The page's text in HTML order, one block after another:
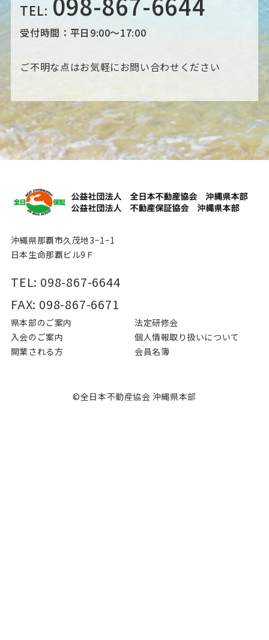
TEL:
受付時間：平日9:00～17:00
ご不明な点はお気軽にお問い合わせください
沖縄県那覇市久茂地3−1−1
日本生命那覇ビル9Ｆ
TEL: 098-867-6644
FAX: 098-867-6671
県本部のご案内
法定研修会
入会のご案内
個⼈情報取り扱いについて
開業される⽅
会員名簿
©全日本不動産協会 沖縄県本部